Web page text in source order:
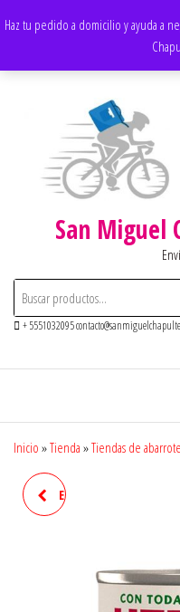
alHaz tu pedido a domicilio y ayuda a
San Miguel
+ 5551032095
Inicio »Tienda »Tiendas de
ENSALADA DE VERDURAS